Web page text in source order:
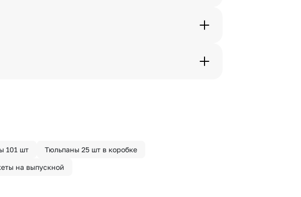
им почтовый адрес в срок от 1 до 3 дней. Услуга
101 шт Тюльпаны 25 шт в коробке
на выпускной